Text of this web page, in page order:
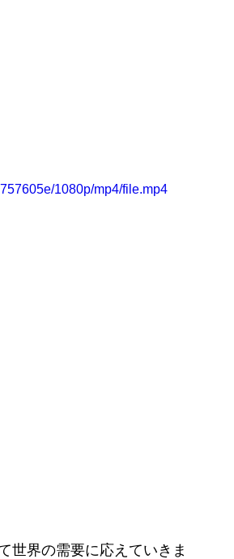
1080p/mp4/file.mp4
世界の需要に応えていきま